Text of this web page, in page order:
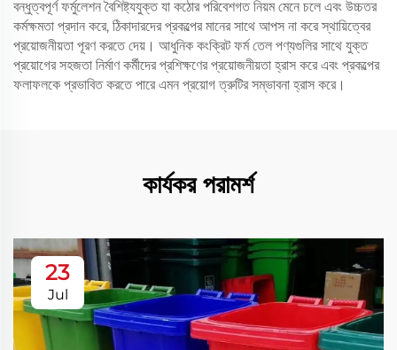
বন্ধুত্বপূর্ণ ফর্মুলেশন বৈশিষ্ট্যযুক্ত যা কঠোর পরিবেশগত নিয়ম মেনে চলে এবং উচ্চতর
কর্মক্ষমতা প্রদান করে, ঠিকাদারদের প্রকল্পের মানের সাথে আপস না করে স্থায়িত্বের
প্রয়োজনীয়তা পূরণ করতে দেয়। আধুনিক কংক্রিট ফর্ম তেল পণ্যগুলির সাথে যুক্ত
প্রয়োগের সহজতা নির্মাণ কর্মীদের প্রশিক্ষণের প্রয়োজনীয়তা হ্রাস করে এবং প্রকল্পের
ফলাফলকে প্রভাবিত করতে পারে এমন প্রয়োগ ত্রুটির সম্ভাবনা হ্রাস করে।
কার্যকর পরামর্শ
23
Jul